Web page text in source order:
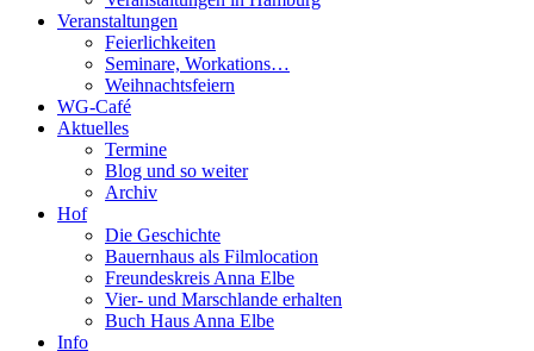
Veranstaltungen
Feierlichkeiten
Seminare, Workations…
Weihnachtsfeiern
WG-Café
Aktuelles
Termine
Blog und so weiter
Archiv
Hof
Die Geschichte
Bauernhaus als Filmlocation
Freundeskreis Anna Elbe
Vier- und Marschlande erhalten
Buch Haus Anna Elbe
Info